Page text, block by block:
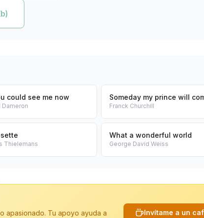
could see me now
Dameron
Someday my prince will
Franck Churchill
Thielemans
What a wonderful world
George David Weiss
apasionado. Tu apoyo ayuda a Invítame a un